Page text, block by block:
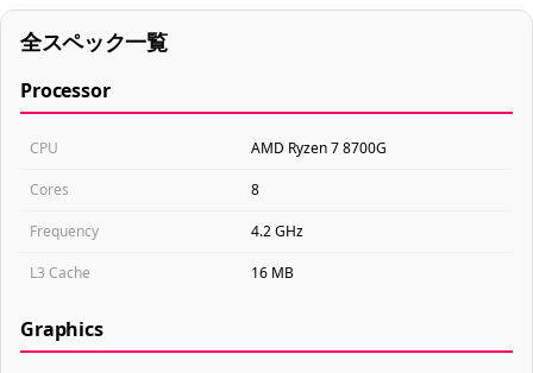
全スペック一覧
Processor
CPU AMD Ryzen 7 8700G
Cores 8
Frequency 4.2 GHz
L3 Cache 16 MB
Graphics